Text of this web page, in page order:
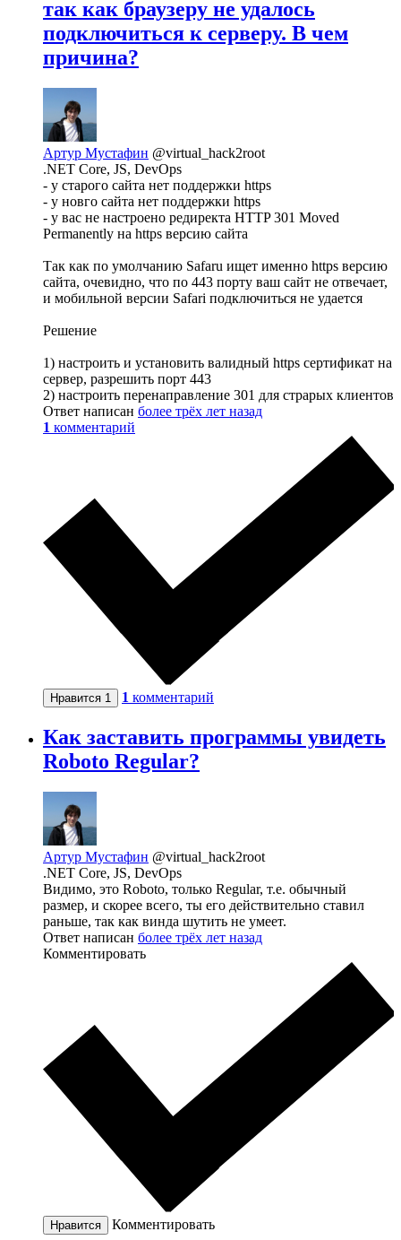
так как браузеру не удалось
подключиться к серверу. В чем
причина?
Артур Мустафин @virtual_hack2root
.NET Core, JS, DevOps
- у старого сайта нет поддержки https
- у новго сайта нет поддержки https
- у вас не настроено редиректа HTTP 301 Moved
Permanently на https версию сайта
Так как по умолчанию Safaru ищет именно https версию
сайта, очевидно, что по 443 порту ваш сайт не отвечает,
и мобильной версии Safari подключиться не удается
Решение
1) настроить и установить валидный https сертификат на
сервер, разрешить порт 443
2) настроить перенаправление 301 для страрых клиентов
Ответ написан более трёх лет назад
1 комментарий
Нравится 1 1 комментарий
Как заставить программы увидеть
Roboto Regular?
Артур Мустафин @virtual_hack2root
.NET Core, JS, DevOps
Видимо, это Roboto, только Regular, т.е. обычный
размер, и скорее всего, ты его действительно ставил
раньше, так как винда шутить не умеет.
Ответ написан более трёх лет назад
Комментировать
Нравится Комментировать